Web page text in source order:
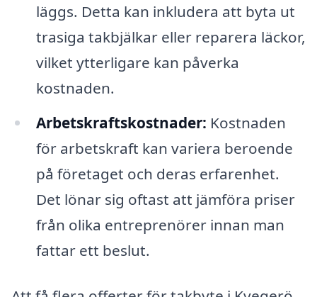
läggs. Detta kan inkludera att byta ut
trasiga takbjälkar eller reparera läckor,
vilket ytterligare kan påverka
kostnaden.
Arbetskraftskostnader: Kostnaden
för arbetskraft kan variera beroende
på företaget och deras erfarenhet.
Det lönar sig oftast att jämföra priser
från olika entreprenörer innan man
fattar ett beslut.